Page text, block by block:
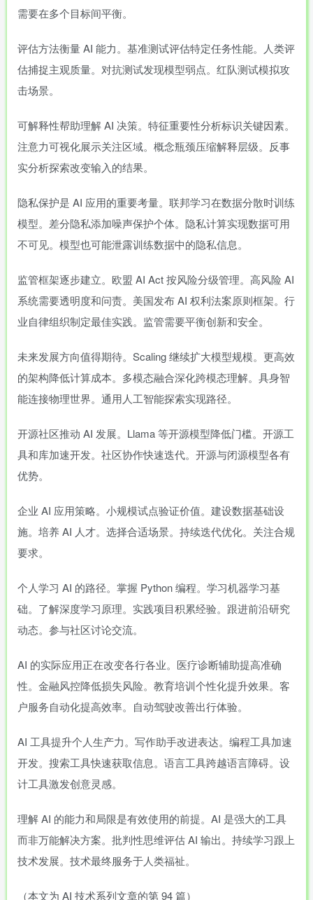
需要在多个目标间平衡。
评估方法衡量 AI 能力。基准测试评估特定任务性能。人类评
估捕捉主观质量。对抗测试发现模型弱点。红队测试模拟攻
击场景。
可解释性帮助理解 AI 决策。特征重要性分析标识关键因素。
注意力可视化展示关注区域。概念瓶颈压缩解释层级。反事
实分析探索改变输入的结果。
隐私保护是 AI 应用的重要考量。联邦学习在数据分散时训练
模型。差分隐私添加噪声保护个体。隐私计算实现数据可用
不可见。模型也可能泄露训练数据中的隐私信息。
监管框架逐步建立。欧盟 AI Act 按风险分级管理。高风险 AI
系统需要透明度和问责。美国发布 AI 权利法案原则框架。行
业自律组织制定最佳实践。监管需要平衡创新和安全。
未来发展方向值得期待。Scaling 继续扩大模型规模。更高效
的架构降低计算成本。多模态融合深化跨模态理解。具身智
能连接物理世界。通用人工智能探索实现路径。
开源社区推动 AI 发展。Llama 等开源模型降低门槛。开源工
具和库加速开发。社区协作快速迭代。开源与闭源模型各有
优势。
企业 AI 应用策略。小规模试点验证价值。建设数据基础设
施。培养 AI 人才。选择合适场景。持续迭代优化。关注合规
要求。
个人学习 AI 的路径。掌握 Python 编程。学习机器学习基
础。了解深度学习原理。实践项目积累经验。跟进前沿研究
动态。参与社区讨论交流。
AI 的实际应用正在改变各行各业。医疗诊断辅助提高准确
性。金融风控降低损失风险。教育培训个性化提升效果。客
户服务自动化提高效率。自动驾驶改善出行体验。
AI 工具提升个人生产力。写作助手改进表达。编程工具加速
开发。搜索工具快速获取信息。语言工具跨越语言障碍。设
计工具激发创意灵感。
理解 AI 的能力和局限是有效使用的前提。AI 是强大的工具
而非万能解决方案。批判性思维评估 AI 输出。持续学习跟上
技术发展。技术最终服务于人类福祉。
（本文为 AI 技术系列文章的第 94 篇）